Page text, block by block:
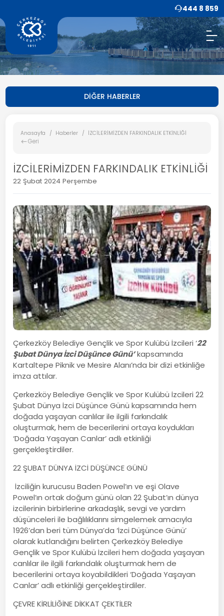
444 8 859
DİĞER HABERLER
Anasayfa Haberler İZCİLERİMİZDEN FARKINDALIK ETKİNLİĞİ
Geri
İZCİLERİMİZDEN FARKINDALIK ETKİNLİĞİ
22 Şubat 2024 Perşembe
Çerkezköy Belediye Gençlik ve Spor Kulübü İzcileri ‘22
Şubat Dünya İzci Düşünce Günü’kapsamında
Kartaltepe Piknik ve Mesire Alanı’nda bir dizi etkinliğe
imza attılar.
Çerkezköy Belediye Gençlik ve Spor Kulübü İzcileri 22
Şubat Dünya İzci Düşünce Günü kapsamında hem
doğada yaşayan canlılar ile ilgili farkındalık
oluşturmak, hem de becerilerini ortaya koydukları
‘Doğada Yaşayan Canlar’ adlı etkinliği
gerçekleştirdiler.
22 ŞUBAT DÜNYA İZCİ DÜŞÜNCE GÜNÜ
İzciliğin kurucusu Baden Powel’ın ve eşi Olave
Powel’ın ortak doğum günü olan 22 Şubat’ın dünya
izcilerinin birbirlerine arkadaşlık, sevgi ve yardım
düşünceleri ile bağlılıklarını simgelemek amacıyla
1926’dan beri tüm Dünya’da ‘İzci Düşünce Günü’
olarak kutlandığını belirten Çerkezköy Belediye
Gençlik ve Spor Kulübü İzcileri hem doğada yaşayan
canlılar ile ilgili farkındalık oluşturmak hem de
becerilerini ortaya koyabildikleri ‘Doğada Yaşayan
Canlar’ adlı etkinliği gerçekleştirdiler.
ÇEVRE KİRLİLİĞİNE DİKKAT ÇEKTİLER